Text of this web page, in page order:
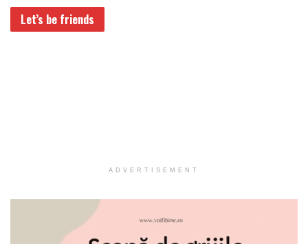
Let’s be friends
ADVERTISEMENT